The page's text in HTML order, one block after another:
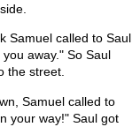
Samuel called to Saul
away." So Saul
the street.
Samuel called to
your way!" Saul got